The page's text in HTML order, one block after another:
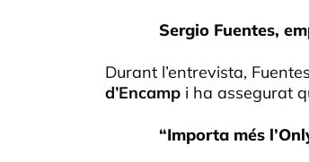
Sergio Fuentes,
Durant l’entrevista,
d’Encamp i ha assegurat
“Importa més